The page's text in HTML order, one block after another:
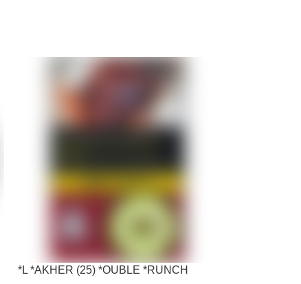
*L *AKHER (25) *OUBLE *RUNCH